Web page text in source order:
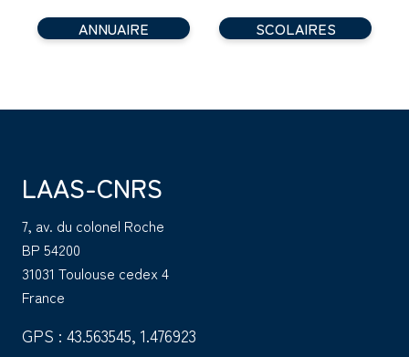
ANNUAIRE SCOLAIRES
LAAS-CNRS
7, av. du colonel Roche
BP 54200
31031 Toulouse cedex 4
France
GPS : 43.563545, 1.476923